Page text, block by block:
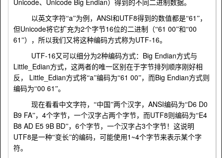
Unicode、 Unicode Big Endian）得到的不同二进制数据。
以英文字符“a”为例， ANSI和 UTF8得到的数值都是“61 ”，
但Unicode将它扩充为2个字节16位的二进制（“61 00”和“00
61 ”），所以我们又将这种编码方式称为UTF-16。
UTF-16又可以细分为2种编码方式： Big Endian方式与
Little_Edian方式，这两者的唯一区别在于字节排列顺序刚好相
反，
Little_Edian方式将“a”编码为“61 00”，而Big Endian方式则
编码为“00 61 ”。
现在看看中文字符，“中国”两个汉字， ANSI编码为“D6 D0
B9 FA”， 4个字节，一个汉字占两个字节，而UTF8则编码为“E4
B8 AD E5 9B BD”， 6个字节，一个汉字占3个字节！这说明
UTF8是一种“变长”的编码，可能使用 1~4个字节来表示某个字
符。